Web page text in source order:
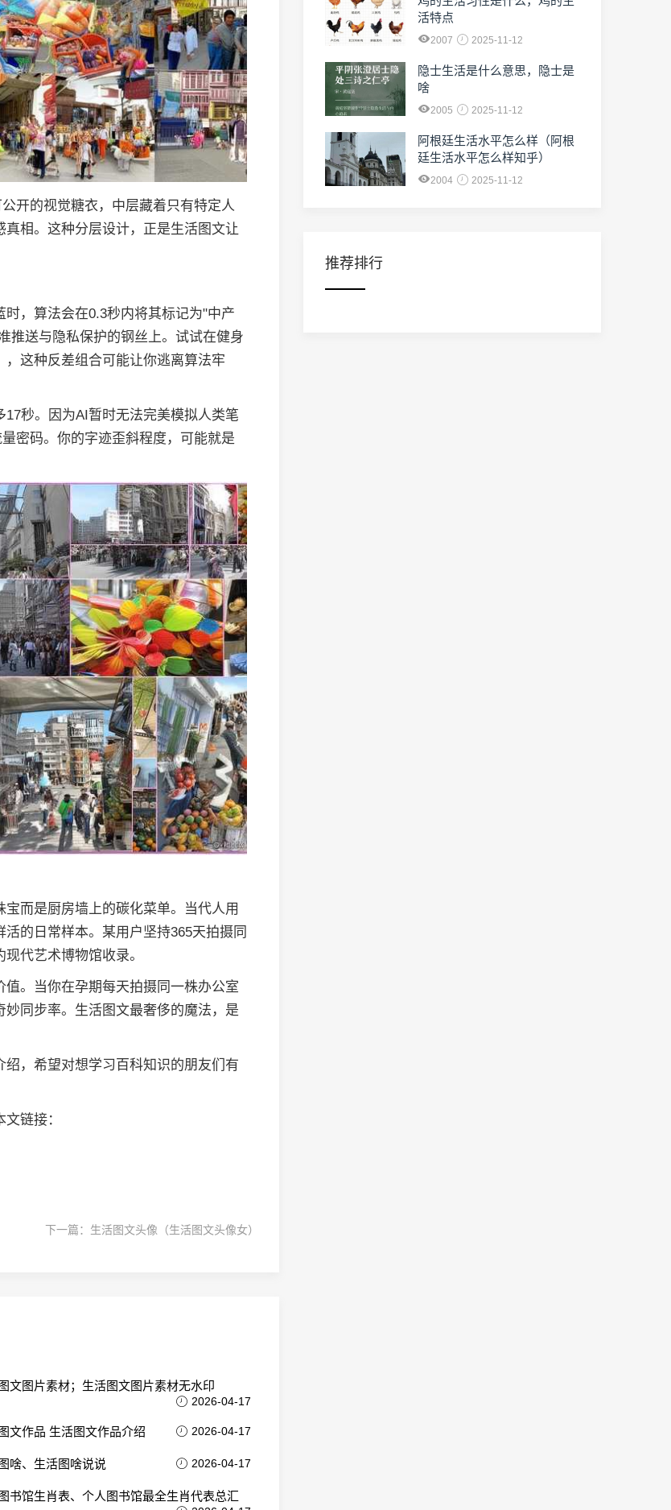
开的视觉糖衣，中层藏着只有特定人
相。这种分层设计，正是生活图文让
，算法会在0.3秒内将其标记为"中产
推送与隐私保护的钢丝上。试试在健身
这种反差组合可能让你逃离算法牢
秒。因为AI暂时无法完美模拟人类笔
密码。你的字迹歪斜程度，可能就是
而是厨房墙上的碳化菜单。当代人用
的日常样本。某用户坚持365天拍摄同
代艺术博物馆收录。
。当你在孕期每天拍摄同一株办公室
同步率。生活图文最奢侈的魔法，是
，希望对想学习百科知识的朋友们有
文链接：
下一篇： 生活图文头像（生活图文头像女）
文图片素材；生活图文图片素材无水印
2026-04-17
文作品 生活图文作品介绍 2026-04-17
啥、生活图啥说说 2026-04-17
书馆生肖表、个人图书馆最全生肖代表总汇
活特点
2007 2025-11-12
隐士生活是什么意思，隐士是
啥
2005 2025-11-12
阿根廷生活水平怎么样（阿根
廷生活水平怎么样知乎）
2004 2025-11-12
推荐排行